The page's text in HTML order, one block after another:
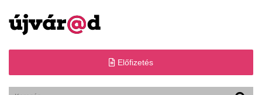
Előfizetés